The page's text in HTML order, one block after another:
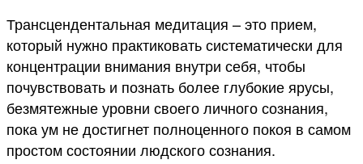
Трансцендентальная медитация – это прием,
который нужно практиковать систематически для
концентрации внимания внутри себя, чтобы
почувствовать и познать более глубокие ярусы,
безмятежные уровни своего личного сознания,
пока ум не достигнет полноценного покоя в самом
простом состоянии людского сознания.